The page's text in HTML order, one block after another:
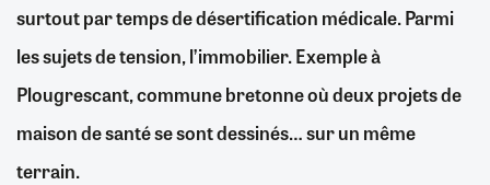
surtout par temps de désertification médicale. Parmi
les sujets de tension, l’immobilier. Exemple à
Plougrescant, commune bretonne où deux projets de
maison de santé se sont dessinés… sur un même
terrain.